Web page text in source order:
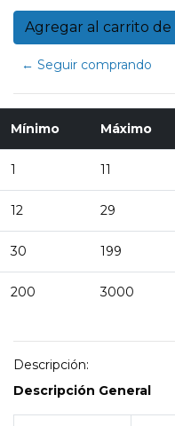
← Seguir comprando
Mínimo Máximo
1 11
12 29
30 199
200 3000
Descripción:
Descripción General